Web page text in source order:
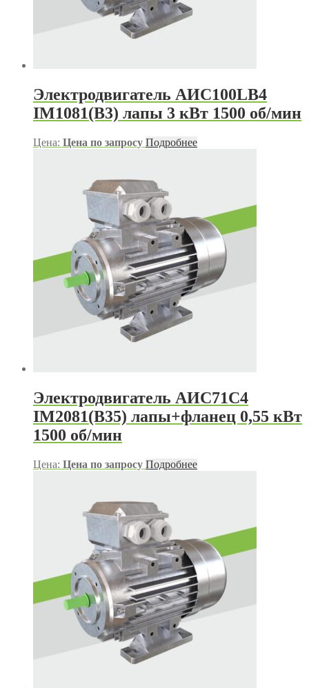
Электродвигатель АИС100LB4
IM1081(B3) лапы 3 кВт 1500 об/мин
Цена: Цена по запросу Подробнее
Электродвигатель АИС71С4
IM2081(B35) лапы+фланец 0,55 кВт
1500 об/мин
Цена: Цена по запросу Подробнее